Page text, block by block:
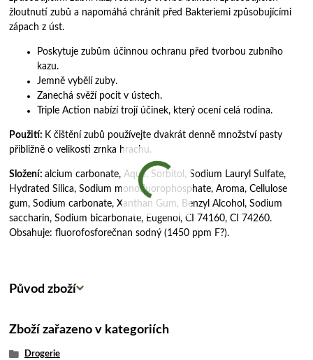
žloutnutí zubů a napomáhá chránit před Bakteriemi způsobujícími
zápach z úst.
Poskytuje zubům účinnou ochranu před tvorbou zubního
kazu.
Jemně vybělí zuby.
Zanechá svěží pocit v ústech.
Triple Action nabízí trojí účinek, který ocení celá rodina.
Použití: K čištění zubů používejte dvakrát denně množství pasty
přibližně o velikosti zrnka hrachu.
Složení:alcium carbonate, Aqua, Sorbitol, Sodium Lauryl Sulfate,
Hydrated Silica, Sodium monofluorophosphate, Aroma, Cellulose
gum, Sodium carbonate, Xanthan Gum, Benzyl Alcohol, Sodium
saccharin, Sodium bicarbonate, Eugenol, CI 74160, CI 74260.
Obsahuje: fluorofosforečnan sodný (1450 ppm F?).
Původ zboží
Zboží zařazeno v kategoriích
Drogerie